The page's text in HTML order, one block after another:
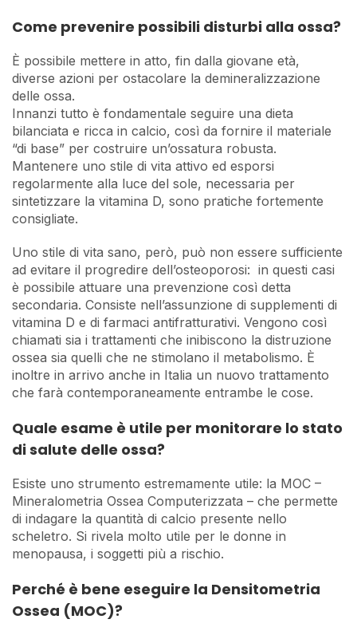
Come prevenire possibili disturbi alla ossa?
È possibile mettere in atto, fin dalla giovane età,
diverse azioni per ostacolare la demineralizzazione
delle ossa.
Innanzi tutto è fondamentale seguire una dieta
bilanciata e ricca in calcio, così da fornire il materiale
“di base” per costruire un’ossatura robusta.
Mantenere uno stile di vita attivo ed esporsi
regolarmente alla luce del sole, necessaria per
sintetizzare la vitamina D, sono pratiche fortemente
consigliate.
Uno stile di vita sano, però, può non essere sufficiente
ad evitare il progredire dell’osteoporosi: in questi casi
è possibile attuare una prevenzione così detta
secondaria. Consiste nell’assunzione di supplementi di
vitamina D e di farmaci antifratturativi. Vengono così
chiamati sia i trattamenti che inibiscono la distruzione
ossea sia quelli che ne stimolano il metabolismo. È
inoltre in arrivo anche in Italia un nuovo trattamento
che farà contemporaneamente entrambe le cose.
Quale esame è utile per monitorare lo stato
di salute delle ossa?
Esiste uno strumento estremamente utile: la MOC –
Mineralometria Ossea Computerizzata – che permette
di indagare la quantità di calcio presente nello
scheletro. Si rivela molto utile per le donne in
menopausa, i soggetti più a rischio.
Perché è bene eseguire la Densitometria
Ossea (MOC)?